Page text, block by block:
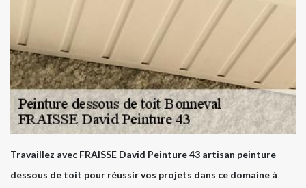
Travaillez avec FRAISSE David Peinture 43 artisan peinture
dessous de toit pour réussir vos projets dans ce domaine à